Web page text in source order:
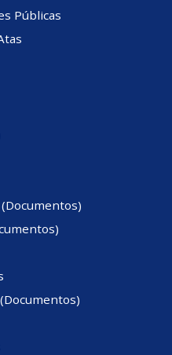
Públicas